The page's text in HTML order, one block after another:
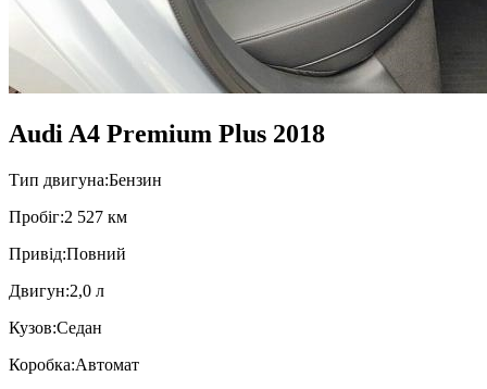
Audi A4 Premium Plus 2018
Тип двигуна:Бензин
Пробiг:2 527 км
Привiд:Повний
Двигун:2,0 л
Кузов:Седан
Коробка:Автомат